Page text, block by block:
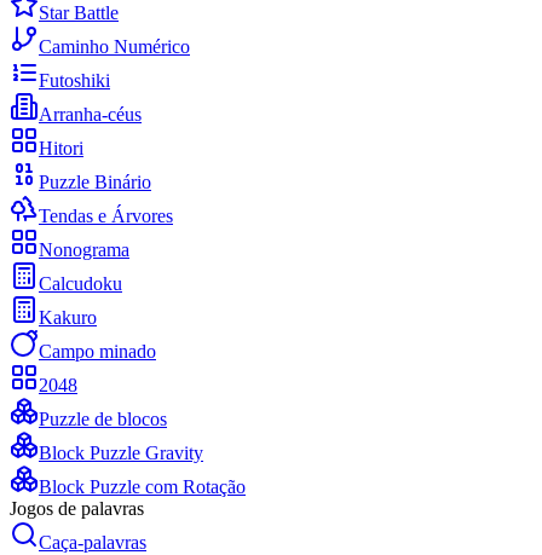
Star Battle
Caminho Numérico
Futoshiki
Arranha-céus
Hitori
Puzzle Binário
Tendas e Árvores
Nonograma
Calcudoku
Kakuro
Campo minado
2048
Puzzle de blocos
Block Puzzle Gravity
Block Puzzle com Rotação
Jogos de palavras
Caça-palavras